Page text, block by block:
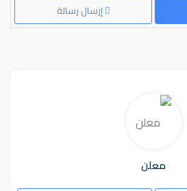
إرسال رسالة
معلن